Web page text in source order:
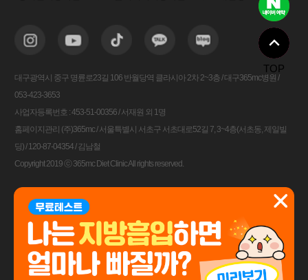
TOP
대구광역시 중구 명륜로23길 106 반월당역 클라시아 2차 2~3층 / 대구365mc병원 /
053-423-3653
사업자등록번호 : 453-51-00356 / 서재원 외 1명
홈페이지관리 (주)365mc / 서울특별시 서초구 서초대로52길 7, 3~4층(서초동, 제일빌
딩) / 120-87-04354 / 김남철
Copyright 2019 ⓒ 365mc Diet Clinic All rights reserved.